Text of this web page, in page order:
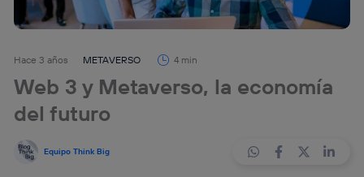
Hace 3 años METAVERSO 4 min
Web 3 y Metaverso, la economía
del futuro
Equipo Think Big